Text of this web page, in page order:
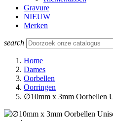
Gravure
NIEUW
Merken
search
Home
Dames
Oorbellen
Oorringen
∅10mm x 3mm Oorbellen